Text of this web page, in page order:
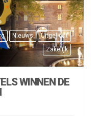
Nieuws
Uitgelicht
Zakelijk
WINNEN DE